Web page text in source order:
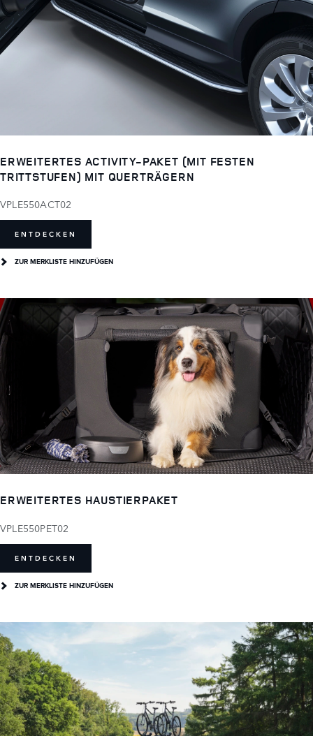
ERWEITERTES ACTIVITY-PAKET (MIT FESTEN
TRITTSTUFEN) MIT QUERTRÄGERN
VPLE550ACT02
ENTDECKEN
ZUR MERKLISTE HINZUFÜGEN
ERWEITERTES HAUSTIERPAKET
VPLE550PET02
ENTDECKEN
ZUR MERKLISTE HINZUFÜGEN